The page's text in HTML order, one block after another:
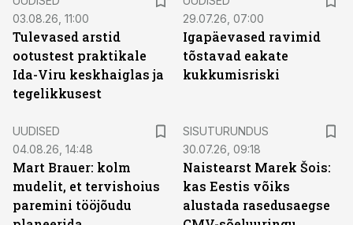
03.08.26, 11:00
Tulevased arstid
ootustest praktikale
Ida-Viru keskhaiglas ja
tegelikkusest
29.07.26, 07:00
Igapäevased ravimid
tõstavad eakate
kukkumisriski
UUDISED
04.08.26, 14:48
Mart Brauer: kolm
mudelit, et tervishoius
paremini tööjõudu
SISUTURUNDUS
30.07.26, 09:18
Naistearst Marek Šois:
kas Eestis võiks
alustada rasedusaegse